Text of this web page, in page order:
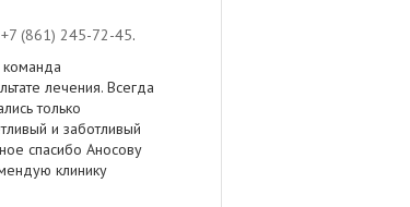
+7 (861) 245-72-45.
команда
лечения. Всегда
только
и заботливый
спасибо Аносову
клинику